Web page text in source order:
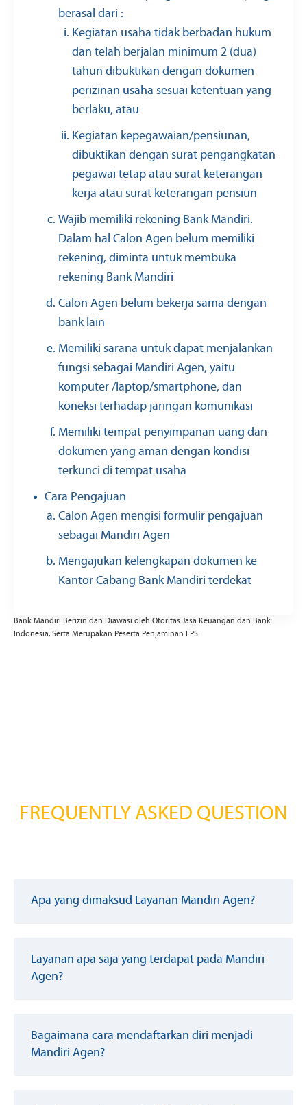
berasal dari :
Kegiatan usaha tidak berbadan hukum
dan telah berjalan minimum 2 (dua)
tahun dibuktikan dengan dokumen
perizinan usaha sesuai ketentuan yang
berlaku, atau
Kegiatan kepegawaian/pensiunan,
dibuktikan dengan surat pengangkatan
pegawai tetap atau surat keterangan
kerja atau surat keterangan pensiun
Wajib memiliki rekening Bank Mandiri.
Dalam hal Calon Agen belum memiliki
rekening, diminta untuk membuka
rekening Bank Mandiri
Calon Agen belum bekerja sama dengan
bank lain
Memiliki sarana untuk dapat menjalankan
fungsi sebagai Mandiri Agen, yaitu
komputer /laptop/smartphone, dan
koneksi terhadap jaringan komunikasi
Memiliki tempat penyimpanan uang dan
dokumen yang aman dengan kondisi
terkunci di tempat usaha
Cara Pengajuan
Calon Agen mengisi formulir pengajuan
sebagai Mandiri Agen
Mengajukan kelengkapan dokumen ke
Kantor Cabang Bank Mandiri terdekat
Bank Mandiri Berizin dan Diawasi oleh Otoritas Jasa Keuangan dan Bank
Indonesia, Serta Merupakan Peserta Penjaminan LPS
FREQUENTLY ASKED QUESTION
Apa yang dimaksud Layanan Mandiri Agen?
Layanan apa saja yang terdapat pada Mandiri
Agen?
Bagaimana cara mendaftarkan diri menjadi
Mandiri Agen?